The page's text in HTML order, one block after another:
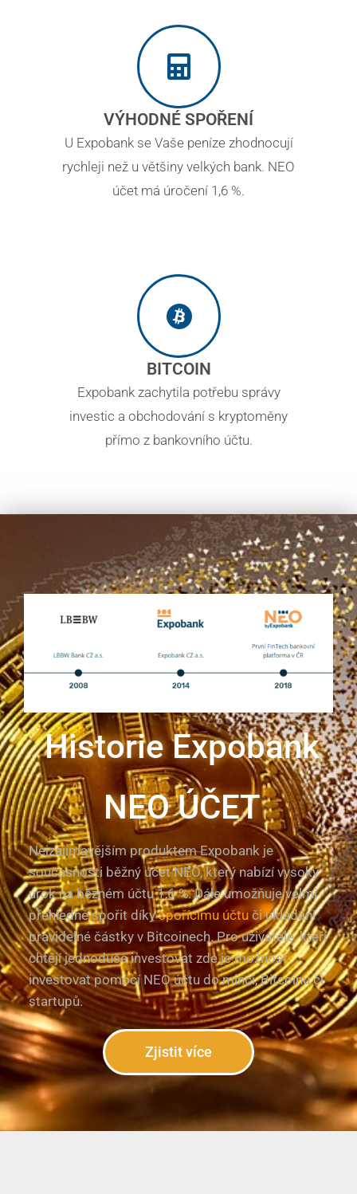
VÝHODNÉ SPOŘENÍ
U Expobank se Vaše peníze zhodnocují
rychleji než u většiny velkých bank. NEO
účet má úročení 1,6 %.
BITCOIN
Expobank zachytila potřebu správy
investic a obchodování s kryptoměny
přímo z bankovního účtu.
Historie Expobank
NEO ÚČET
Nejzajímavějším produktem Expobank je
současnosti běžný účet NEO, který nabízí vysoký
úrok na běžném účtu 1,6 %. Dále umožňuje velmi
přehledně spořit díkyspořícímu účtu či ukládání
pravidelné částky v Bitcoinech. Pro uživatele, kteří
chtějí jednoduše investovat zde je možnost
investovat pomocí NEO účtu do mincí, Bitcoinu či
startupů.
Zjistit více